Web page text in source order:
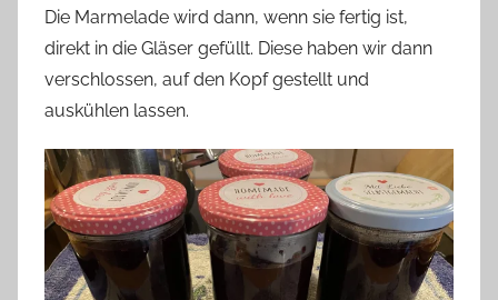
Die Marmelade wird dann, wenn sie fertig ist,
direkt in die Gläser gefüllt. Diese haben wir dann
verschlossen, auf den Kopf gestellt und
auskühlen lassen.